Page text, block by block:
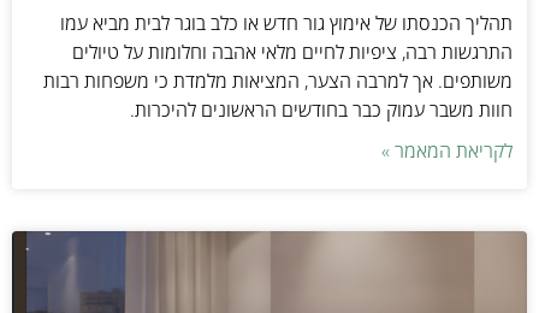
תהליך הכנסתו של אימוץ גור חדש או כלב בוגר לבית מביא עמו
התרגשות רבה, ציפיות לחיים מלאי אהבה וחלומות על טיולים
משותפים. אך למרבה הצער, המציאות מלמדת כי משפחות רבות
חוות משבר עמוק כבר בחודשים הראשונים להיכרות.
לקריאת המאמר »